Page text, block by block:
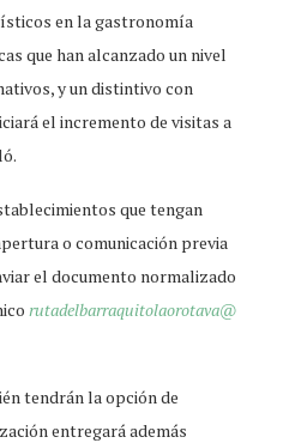
en la gastronomía
que han alcanzado un nivel
y un distintivo con
el incremento de visitas a
que tengan
o comunicación previa
el documento normalizado
rutadelbarraquitolaorotava@
tendrán la opción de
entregará además